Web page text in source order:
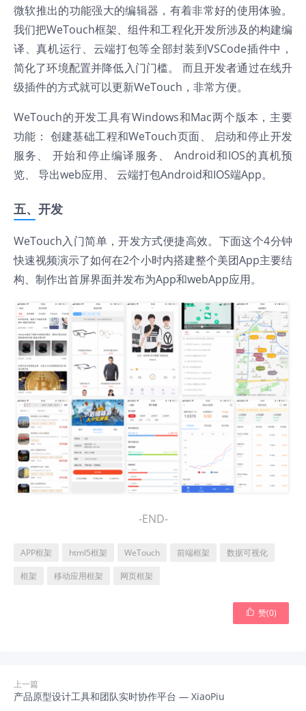
微软推出的功能强大的编辑器，有着非常好的使用体验。
我们把WeTouch框架、组件和工程化开发所涉及的构建编
译、真机运行、云端打包等全部封装到VSCode插件中，
简化了环境配置并降低入门门槛。 而且开发者通过在线升
级插件的方式就可以更新WeTouch，非常方便。
WeTouch的开发工具有Windows和Mac两个版本，主要
功能： 创建基础工程和WeTouch页面、 启动和停止开发
服务、 开始和停止编译服务、 Android和IOS的真机预
览、 导出web应用、 云端打包Android和IOS端App。
五、开发
WeTouch入门简单，开发方式便捷高效。下面这个4分钟
快速视频演示了如何在2个小时内搭建整个美团App主要结
构、制作出首屏界面并发布为App和webApp应用。
-END-
APP框架 html5框架 WeTouch 前端框架
数据可视化
框架
移动应用框架 网页框架
 赞(0)
上一篇
产品原型设计工具和团队实时协作平台 — XiaoPiu